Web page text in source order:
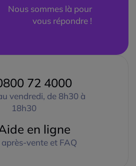
Nous sommes là pour
vous répondre !
72 4000
vendredi, de 8h30 à
18h30
en ligne
vente et FAQ